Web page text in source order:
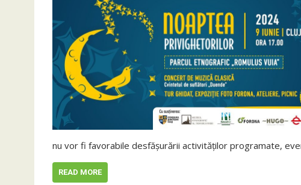
nu vor fi favorabile desfășurării activităților programate,
READ MORE